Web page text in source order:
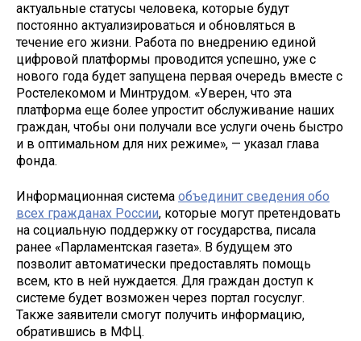
актуальные статусы человека, которые будут
постоянно актуализироваться и обновляться в
течение его жизни. Работа по внедрению единой
цифровой платформы проводится успешно, уже с
нового года будет запущена первая очередь вместе с
Ростелекомом и Минтрудом. «Уверен, что эта
платформа еще более упростит обслуживание наших
граждан, чтобы они получали все услуги очень быстро
и в оптимальном для них режиме», — указал глава
фонда.
Информационная система объединит сведения обо
всех гражданах России, которые могут претендовать
на социальную поддержку от государства, писала
ранее «Парламентская газета». В будущем это
позволит автоматически предоставлять помощь
всем, кто в ней нуждается. Для граждан доступ к
системе будет возможен через портал госуслуг.
Также заявители смогут получить информацию,
обратившись в МФЦ.